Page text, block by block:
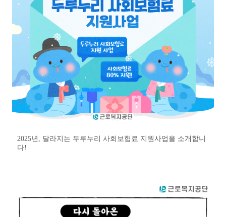
2025년, 달라지는 두루누리 사회보험료 지원사업을 소개합니
다!